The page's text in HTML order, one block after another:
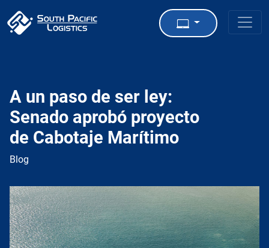
A un paso de ser ley:
Senado aprobó proyecto
de Cabotaje Marítimo
Blog